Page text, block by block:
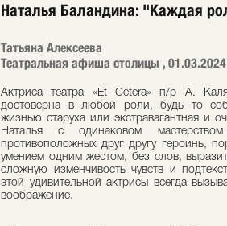
Наталья Баландина: "Каждая
Татьяна Алексеева
Театральная афиша столицы , 01.03.2024
Актриса театра «Et Cetera» п/р А.
достоверна в любой роли, будь то
жизнью старуха или экстравагантная и
Наталья с одинаковом
противоположных друг другу героинь,
умением одним жестом, без слов,
сложную изменчивость чувств и
этой удивительной актрисы всегда
воображение.